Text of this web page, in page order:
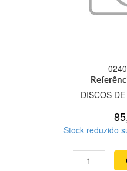
DISCOS
Stock reduzido